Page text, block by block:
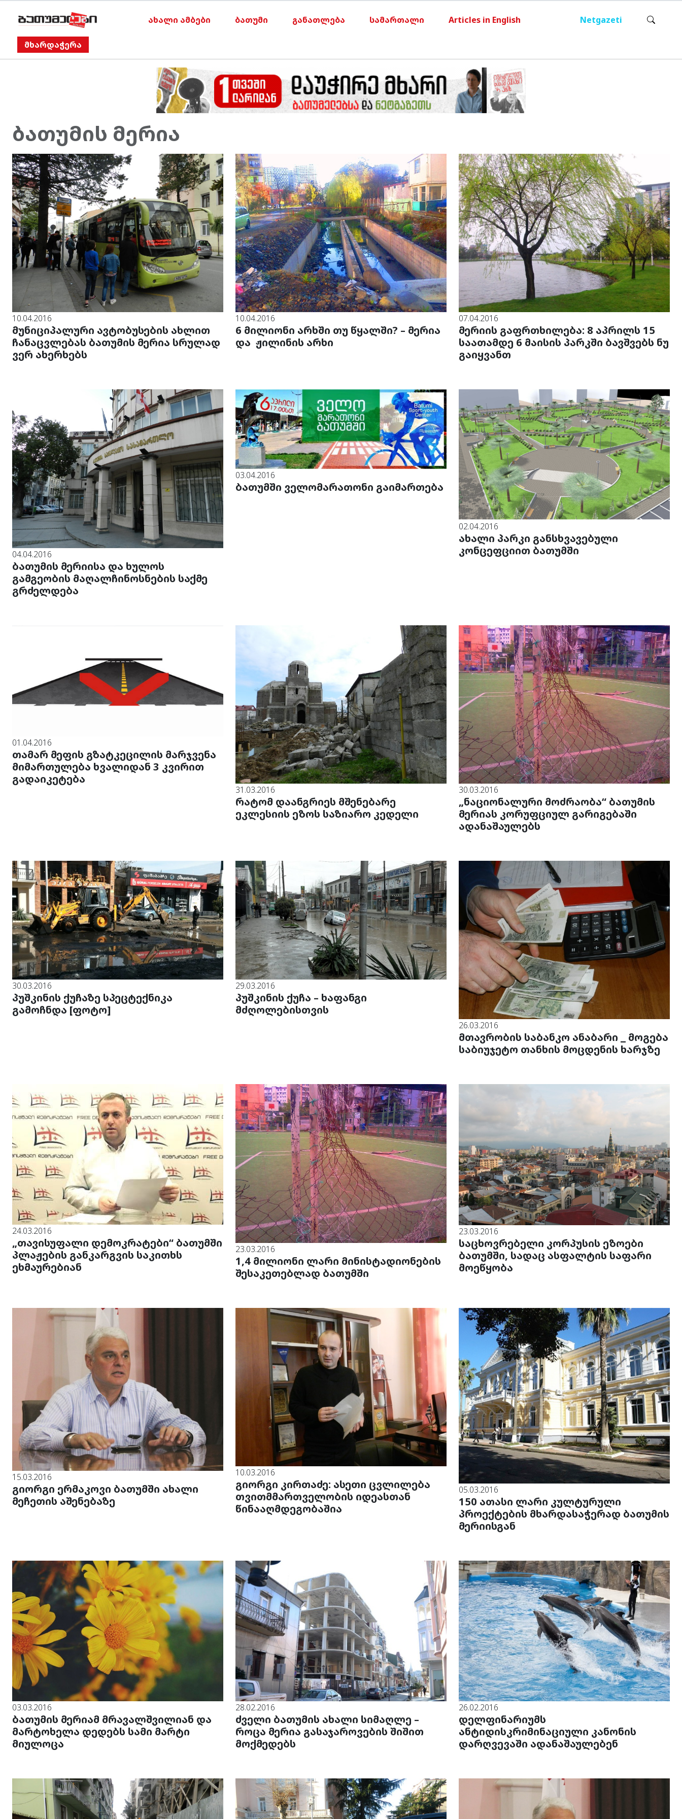
ახალი ამბები ბათუმი განათლება სამართალი Articles in English Netgazeti
მხარდაჭერა
ბათუმის მერია
10.04.2016
მუნიციპალური ავტობუსების ახლით
ჩანაცვლებას ბათუმის მერია სრულად
ვერ ახერხებს
10.04.2016
6 მილიონი არხში თუ წყალში? – მერია
და ჟილინის არხი
07.04.2016
მერიის გაფრთხილება: 8 აპრილს 15
საათამდე 6 მაისის პარკში ბავშვებს ნუ
გაიყვანთ
04.04.2016
ბათუმის მერიისა და ხულოს
გამგეობის მაღალჩინოსნების საქმე
გრძელდება
03.04.2016
ბათუმში ველომარათონი გაიმართება
02.04.2016
ახალი პარკი განსხვავებული
კონცეფციით ბათუმში
01.04.2016
თამარ მეფის გზატკეცილის მარჯვენა
მიმართულება ხვალიდან 3 კვირით
გადაიკეტება
31.03.2016
რატომ დაანგრიეს მშენებარე
ეკლესიის ეზოს საზიარო კედელი
30.03.2016
„ნაციონალური მოძრაობა“ ბათუმის
მერიას კორუფციულ გარიგებაში
ადანაშაულებს
30.03.2016
პუშკინის ქუჩაზე სპეცტექნიკა
გამოჩნდა [ფოტო]
29.03.2016
პუშკინის ქუჩა – ხაფანგი
მძღოლებისთვის
26.03.2016
მთავრობის საბანკო ანაბარი _ მოგება
საბიუჯეტო თანხის მოცდენის ხარჯზე
24.03.2016
„თავისუფალი დემოკრატები“ ბათუმში
პლაჟების განკარგვის საკითხს
ეხმაურებიან
23.03.2016
1,4 მილიონი ლარი მინისტადიონების
შესაკეთებლად ბათუმში
23.03.2016
საცხოვრებელი კორპუსის ეზოები
ბათუმში, სადაც ასფალტის საფარი
მოეწყობა
15.03.2016
გიორგი ერმაკოვი ბათუმში ახალი
მეჩეთის აშენებაზე
10.03.2016
გიორგი კირთაძე: ასეთი ცვლილება
თვითმმართველობის იდეასთან
წინააღმდეგობაშია
05.03.2016
150 ათასი ლარი კულტურული
პროექტების მხარდასაჭერად ბათუმის
მერიისგან
03.03.2016
ბათუმის მერიამ მრავალშვილიან და
მარტოხელა დედებს სამი მარტი
მიულოცა
28.02.2016
ძველი ბათუმის ახალი სიმაღლე –
როცა მერია გასაჯაროვების შიშით
მოქმედებს
26.02.2016
დელფინარიუმს
ანტიდისკრიმინაციული კანონის
დარღვევაში ადანაშაულებენ